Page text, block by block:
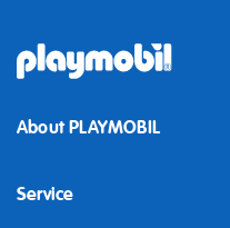
About PLAYMOBIL
Service